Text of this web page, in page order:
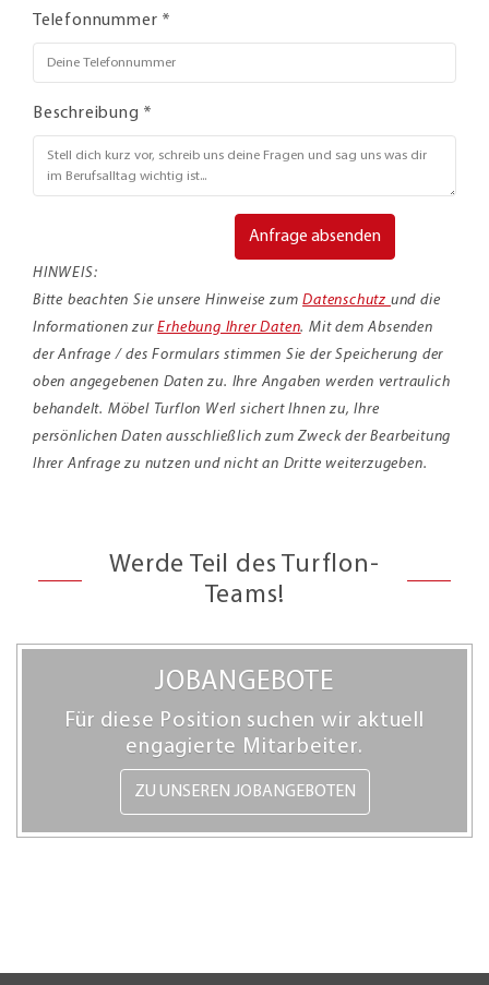
Telefonnummer *
Beschreibung *
Anfrage absenden
HINWEIS:
Bitte beachten Sie unsere Hinweise zumDatenschutz und die
Informationen zurErhebung Ihrer Daten. Mit dem Absenden
der Anfrage / des Formulars stimmen Sie der Speicherung der
oben angegebenen Daten zu. Ihre Angaben werden vertraulich
behandelt. Möbel Turflon Werl sichert Ihnen zu, Ihre
persönlichen Daten ausschließlich zum Zweck der Bearbeitung
Ihrer Anfrage zu nutzen und nicht an Dritte weiterzugeben.
Werde Teil des Turflon-
Teams!
JOBANGEBOTE
Für diese Position suchen wir aktuell
engagierte Mitarbeiter.
ZU UNSEREN JOBANGEBOTEN